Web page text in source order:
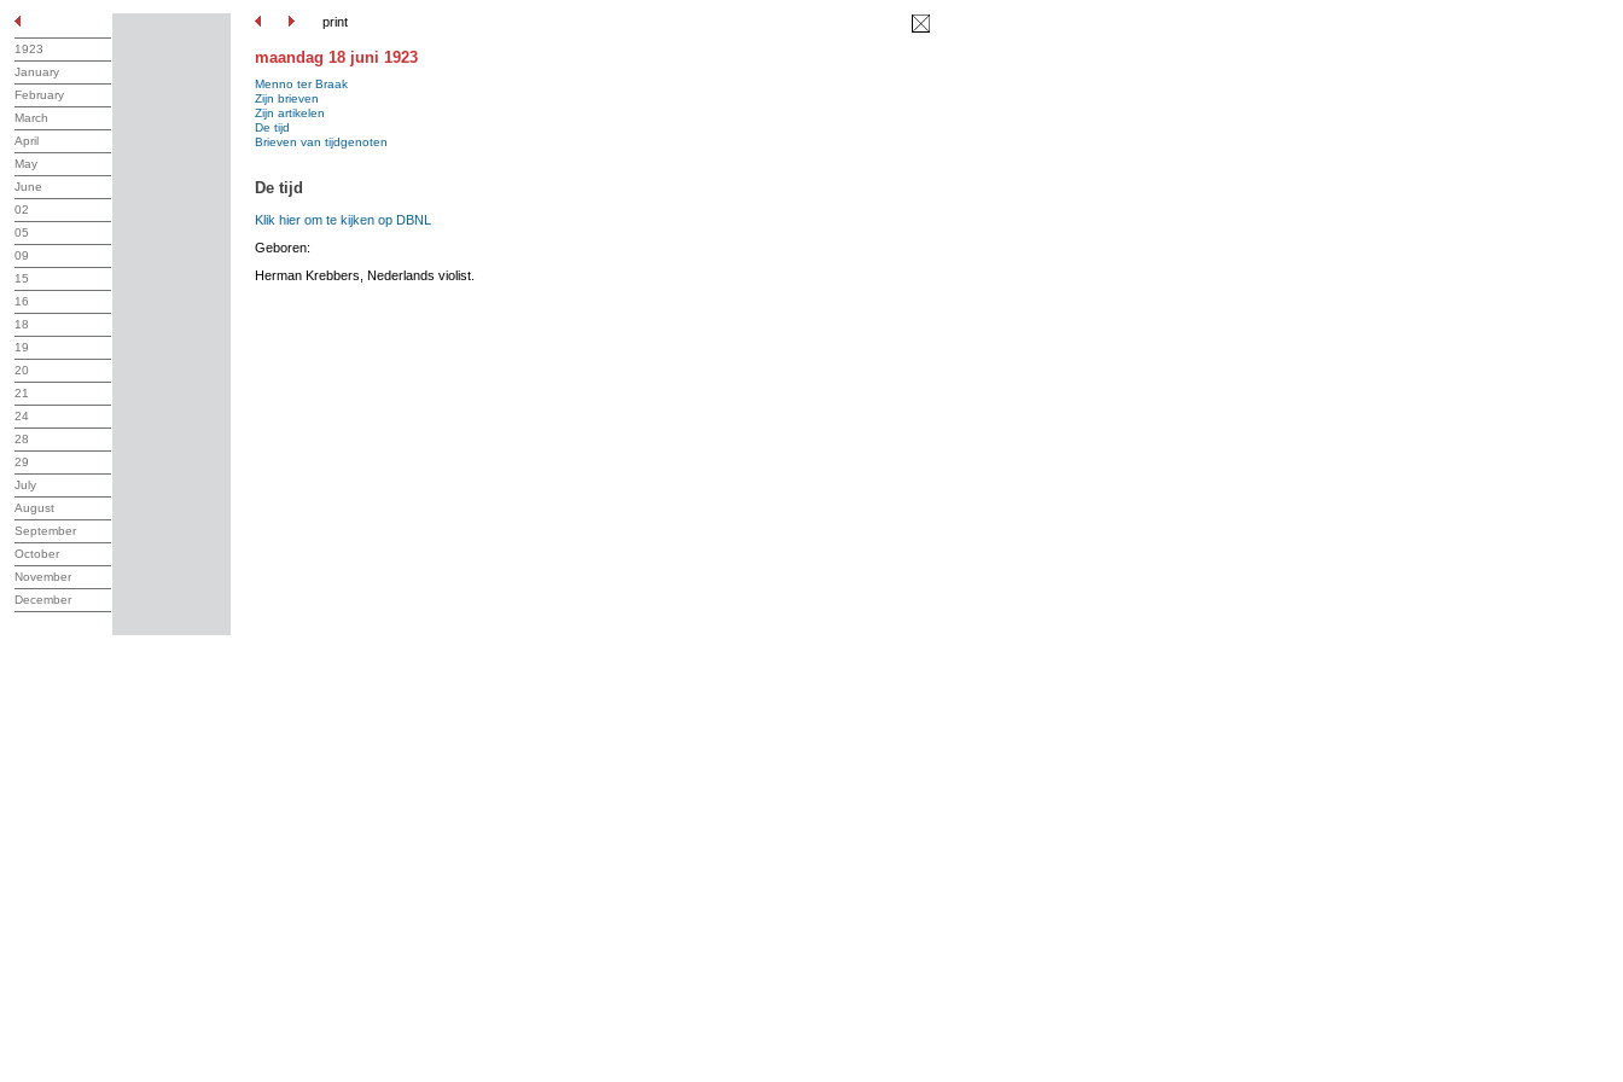
print
1923
January
February
March
April
May
June
02
05
09
15
16
18
19
20
21
24
28
29
July
August
September
October
November
December
maandag 18 juni 1923
Menno ter Braak
Zijn brieven
Zijn artikelen
De tijd
Brieven van tijdgenoten
De tijd
Klik hier om te kijken op DBNL
Geboren:
Herman Krebbers, Nederlands violist.